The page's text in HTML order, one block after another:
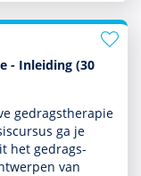
- Inleiding (30
gedrags­thera­pie
ga je
het gedrags­
van